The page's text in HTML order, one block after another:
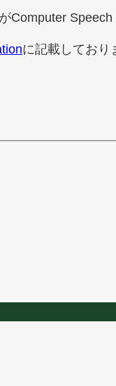
Computer
に記載しており